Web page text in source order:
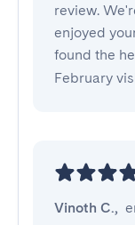
review.
enjoyed
found the
February
Vinoth C.,